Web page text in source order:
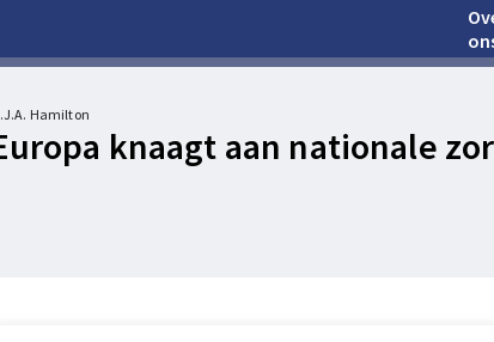
Hamilton
knaagt aan nationale